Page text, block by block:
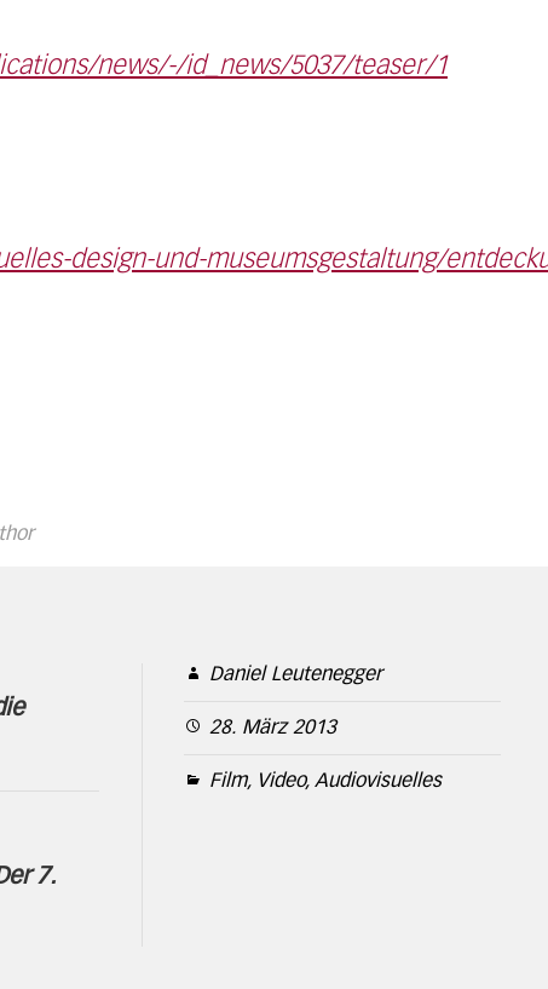
news/-/id_news/5037/teaser/1
design-und-museumsgestaltung/
Daniel Leutenegger
28. März 2013
Film, Video, Audiovisuelles
7.